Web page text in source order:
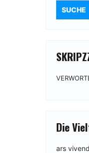
Die
ars